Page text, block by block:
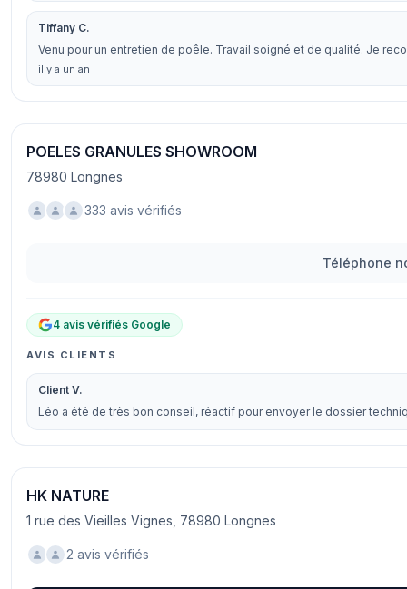
Tiffany C.
Venu pour un entretien de poêle. Travail soigné et de qualité. Je
il y a un an
POELES GRANULES SHOWROOM
78980 Longnes
333 avis vérifiés
Téléphone
4 avis vérifiés Google
AVIS CLIENTS
Client V.
Léo a été de très bon conseil, réactif pour envoyer le dossier
HK NATURE
1 rue des Vieilles Vignes, 78980 Longnes
2 avis vérifiés